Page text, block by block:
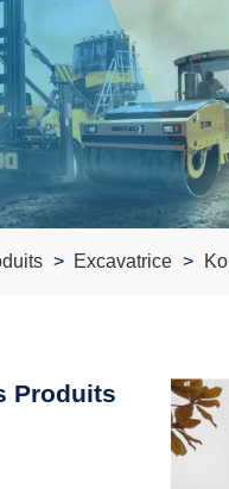
Excavatrice
Produits